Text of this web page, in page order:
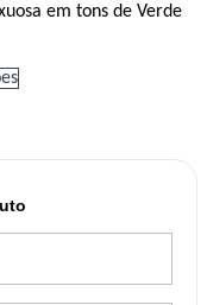
em tons de Verde